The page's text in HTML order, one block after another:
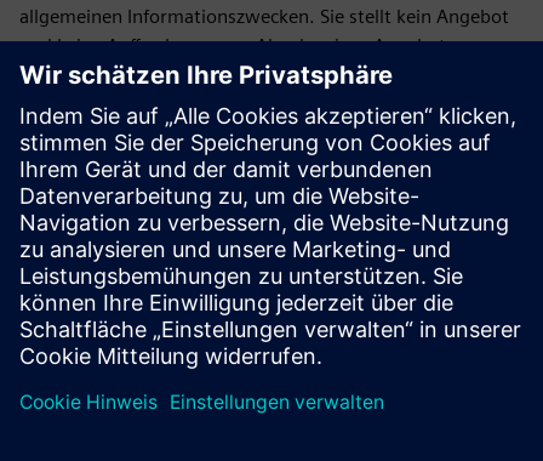
allgemeinen Informationszwecken. Sie stellt kein Angebot
und keine Aufforderung zur Abgabe eines Angebots zum
Abschluss einer Finanzierungsvereinbarung dar und ist
auch nicht so auszulegen. Eine Finanzierungsvereinbarung
kann nur auf der Grundlage der individuellen Umstände in
Betracht gezogen werden. Siemens Financial Services
bietet Finanzierungslösungen über ihre SFS-Gesellschaften
an, die in verschiedenen Rechtsordnungen ansässig sind
und ihre Produkte vorbehaltlich gesetzlicher
Beschränkungen, wie z.B. aufsichtsrechtlicher und lokaler
Gesetze, anbieten.